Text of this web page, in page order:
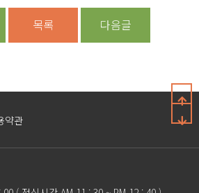
목록 다음글
약관